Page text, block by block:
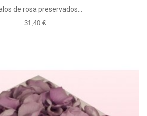
de rosa preservados...
31,40 €